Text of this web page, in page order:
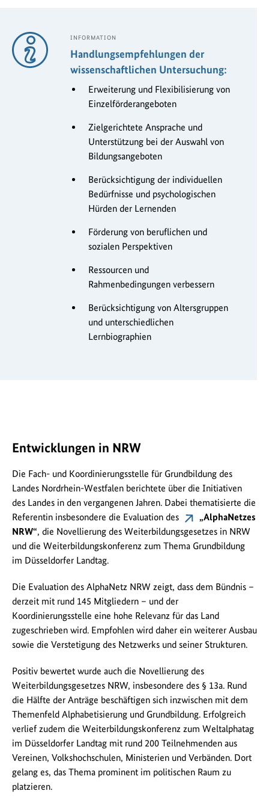
INFORMATION
Handlungsempfehlungen der
wissenschaftlichen Untersuchung:
Erweiterung und Flexibilisierung von
Einzelförderangeboten
Zielgerichtete Ansprache und
Unterstützung bei der Auswahl von
Bildungsangeboten
Berücksichtigung der individuellen
Bedürfnisse und psychologischen
Hürden der Lernenden
Förderung von beruflichen und
sozialen Perspektiven
Ressourcen und
Rahmenbedingungen verbessern
Berücksichtigung von Altersgruppen
und unterschiedlichen
Lernbiographien
Entwicklungen in NRW
Die Fach- und Koordinierungsstelle für Grundbildung des
Landes Nordrhein-Westfalen berichtete über die Initiativen
des Landes in den vergangenen Jahren. Dabei thematisierte die
Referentin insbesondere die Evaluation des
„AlphaNetzes
NRW“, die Novellierung des Weiterbildungsgesetzes in NRW
und die Weiterbildungskonferenz zum Thema Grundbildung
im Düsseldorfer Landtag.
Die Evaluation des AlphaNetz NRW zeigt, dass dem Bündnis –
derzeit mit rund 145 Mitgliedern – und der
Koordinierungsstelle eine hohe Relevanz für das Land
zugeschrieben wird. Empfohlen wird daher ein weiterer Ausbau
sowie die Verstetigung des Netzwerks und seiner Strukturen.
Positiv bewertet wurde auch die Novellierung des
Weiterbildungsgesetzes NRW, insbesondere des § 13a. Rund
die Hälfte der Anträge beschäftigen sich inzwischen mit dem
Themenfeld Alphabetisierung und Grundbildung. Erfolgreich
verlief zudem die Weiterbildungskonferenz zum Weltalphatag
im Düsseldorfer Landtag mit rund 200 Teilnehmenden aus
Vereinen, Volkshochschulen, Ministerien und Verbänden. Dort
gelang es, das Thema prominent im politischen Raum zu
platzieren.